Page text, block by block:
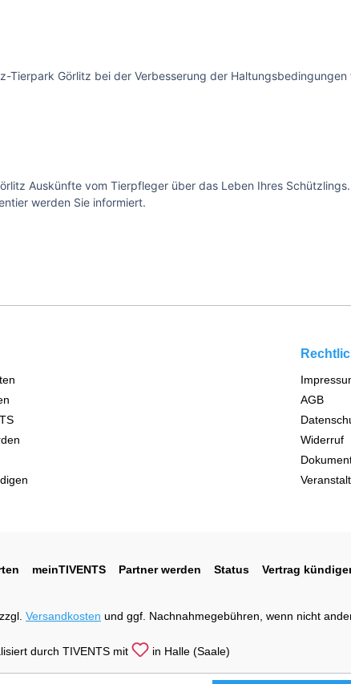
Görlitz bei der Verbesserung der
Auskünfte vom Tierpfleger über das Leben Ihres Schützlings.
werden Sie informiert.
AGB
Widerruf
meinTIVENTS Partner werden Status Vertrag
Versandkosten und ggf. Nachnahmegebühren, wenn nicht
durch TIVENTS mit in Halle (Saale)